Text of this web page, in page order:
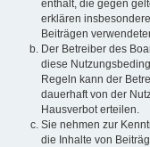
enthält, die gegen
erklären
Beiträgen
Der Betreiber des
diese
Regeln kann der
dauerhaft von der
Hausverbot erteilen.
Sie nehmen zur
die Inhalte von